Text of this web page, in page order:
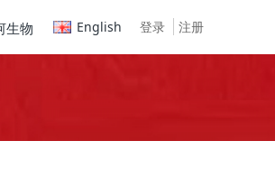
登录 注册
生物 English